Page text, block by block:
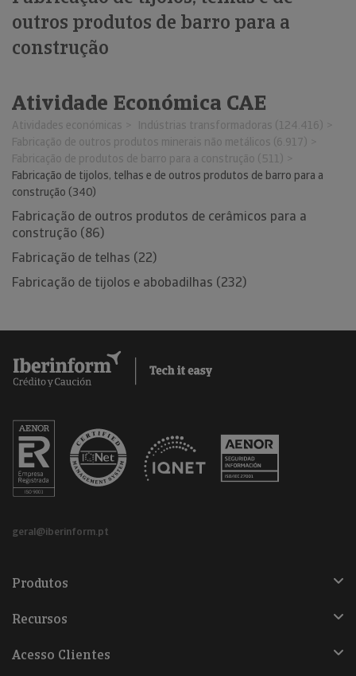
outros produtos de barro para a
construção
Atividade Económica CAE
Atividades económicas
Indústrias transformadoras (124.416)
Fabricação de outros produtos minerais não metálicos (6.917)
Fabricação de produtos de barro para a construção (511)
Fabricação de tijolos, telhas e de outros produtos de barro para a
construção (340)
Fabricação de outros produtos de cerâmicos para a
construção (86)
Fabricação de telhas (22)
Fabricação de tijolos e abobadilhas (232)
geral@iberinform.pt
Produtos
Recursos
Acesso Clientes